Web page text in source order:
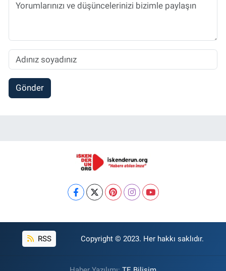
Gönder
RSS Copyright © 2023. Her hakkı saklıdır.